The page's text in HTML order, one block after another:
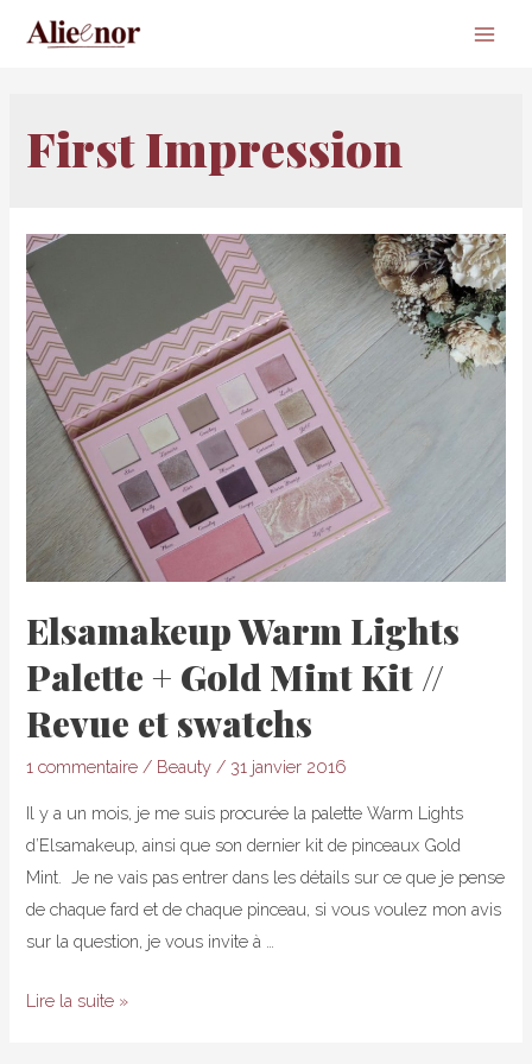
First Impression
Elsamakeup Warm Lights
Palette + Gold Mint Kit //
Revue et swatchs
1 commentaire / Beauty / 31 janvier 2016
Il y a un mois, je me suis procurée la palette Warm Lights
d’Elsamakeup, ainsi que son dernier kit de pinceaux Gold
Mint. Je ne vais pas entrer dans les détails sur ce que je pense
de chaque fard et de chaque pinceau, si vous voulez mon avis
sur la question, je vous invite à …
Elsamakeup
Lire la suite »